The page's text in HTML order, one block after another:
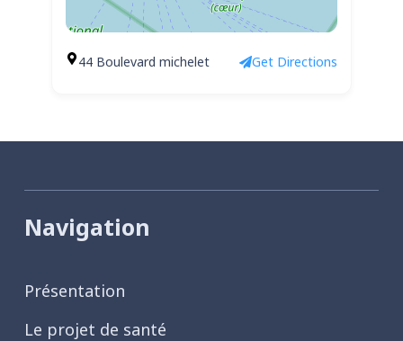
44 Boulevard michelet Get Directions
Navigation
Présentation
Le projet de santé